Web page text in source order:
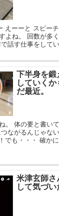
えーーと スピー
よね。 回数が多
話す仕事をして
下半身を鍛
していく
だ最近。
。 体の要と書い
ながるんじゃな
でも・・・ 確か
米津玄師さ
して気づい